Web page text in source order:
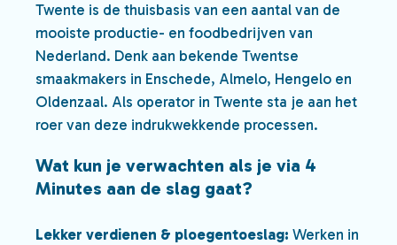
Twente is de thuisbasis van een aantal van de
mooiste productie- en foodbedrijven van
Nederland. Denk aan bekende Twentse
smaakmakers in Enschede, Almelo, Hengelo en
Oldenzaal. Als operator in Twente sta je aan het
roer van deze indrukwekkende processen.
Wat kun je verwachten als je via 4
Minutes aan de slag gaat?
Lekker verdienen & ploegentoeslag: Werken in